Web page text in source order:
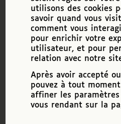
utilisons des cookies
savoir quand vous
comment vous
pour enrichir votre
utilisateur, et pour
relation avec notre
Après avoir accepté
pouvez à tout
affiner les paramètres
vous rendant sur la
1 file